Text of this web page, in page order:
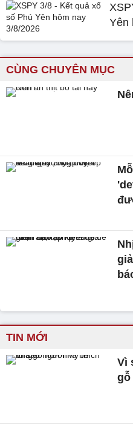
Yên
CÙNG CHUYÊN MỤC
TIN MỚI
Vì
gỗ